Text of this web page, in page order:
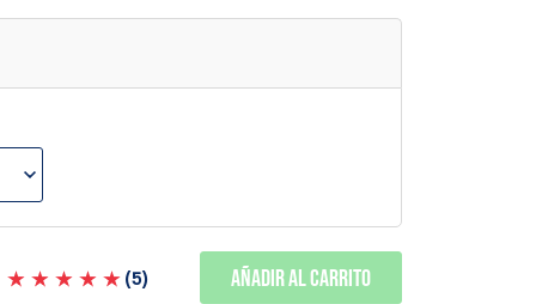
(5) Añadir al carrito